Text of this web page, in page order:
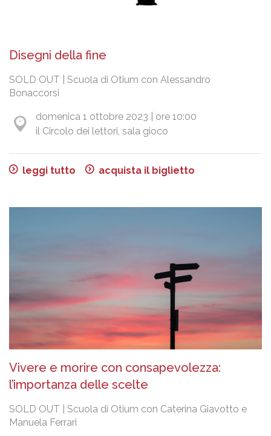
Disegni della fine
SOLD OUT | Scuola di Otium con Alessandro
Bonaccorsi
domenica 1 ottobre 2023 | ore 10:00
il Circolo dei lettori, sala gioco
leggi tutto acquista il biglietto
Vivere e morire con consapevolezza:
l’importanza delle scelte
SOLD OUT | Scuola di Otium con Caterina Giavotto e
Manuela Ferrari